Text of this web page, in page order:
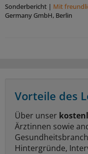
Sonderbericht | Mit
Germany GmbH, Berlin
Vorteile des
Über unser
Ärztinnen sowie
Hintergründe,